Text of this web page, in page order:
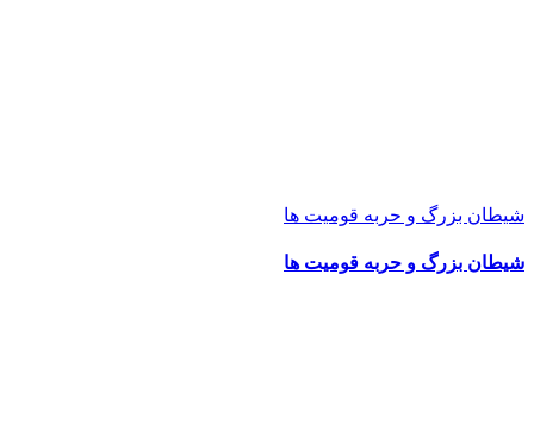
شیطان بزرگ و حربه قومیت ها
شیطان بزرگ و حربه قومیت ها